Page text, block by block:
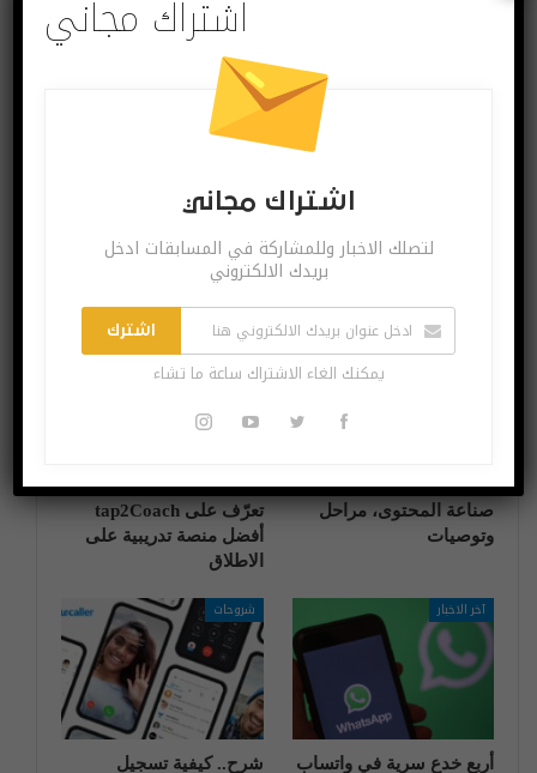
شريحة الهاتف مصدر
آخر الاخبار
صناعة المحتوى، مراحل
وتوصيات
آخر الاخبار
تعرّف على tap2Coach
أفضل منصة تدريبية على
الاطلاق
آخر الاخبار
أربع خدع سرية في واتساب
شروحات
شرح.. كيفية تسجيل
اشتراك مجاني
اشتراك مجاني
لتصلك الاخبار وللمشاركة في المسابقات ادخل
بريدك الالكتروني
اشترك
يمكنك الغاء الاشتراك ساعة ما تشاء